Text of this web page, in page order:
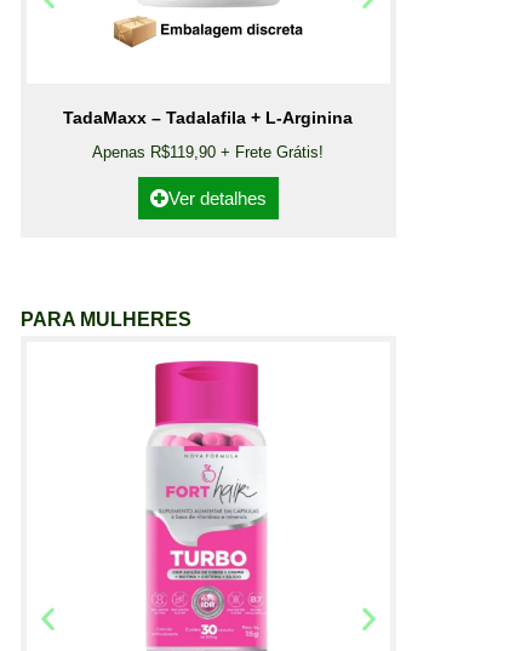
TadaMaxx – Tadalafila + L-Arginina
Apenas R$119,90 + Frete Grátis!
Ver detalhes
PARA MULHERES